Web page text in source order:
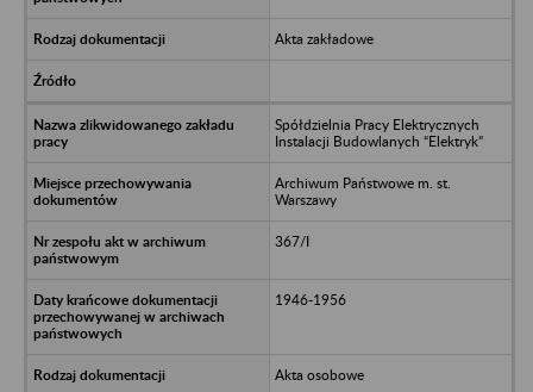
Akta zakładowe
Spółdzielnia Pracy Elektrycznych
Instalacji Budowlanych “Elektryk”
Archiwum Państwowe m. st.
Warszawy
367/I
1946-1956
Akta osobowe